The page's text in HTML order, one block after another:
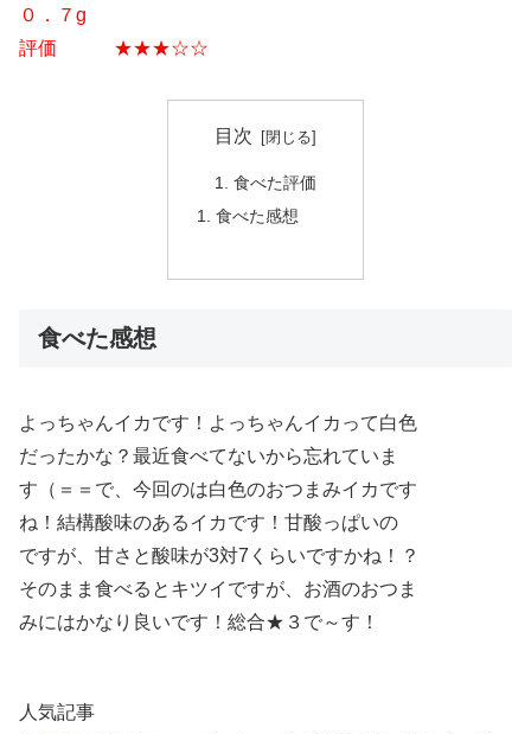
０．７g
評価 ★★★☆☆
目次
食べた評価
食べた感想
食べた感想
よっちゃんイカです！よっちゃんイカって白色
だったかな？最近食べてないから忘れていま
す（＝＝で、今回のは白色のおつまみイカです
ね！結構酸味のあるイカです！甘酸っぱいの
ですが、甘さと酸味が3対7くらいですかね！？
そのまま食べるとキツイですが、お酒のおつま
みにはかなり良いです！総合★３で～す！
人気記事